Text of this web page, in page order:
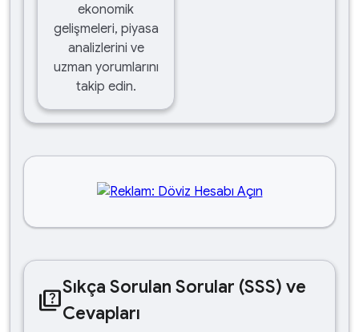
ekonomik
gelişmeleri, piyasa
analizlerini ve
uzman yorumlarını
takip edin.
quizSıkça Sorulan Sorular (SSS) ve
Cevapları